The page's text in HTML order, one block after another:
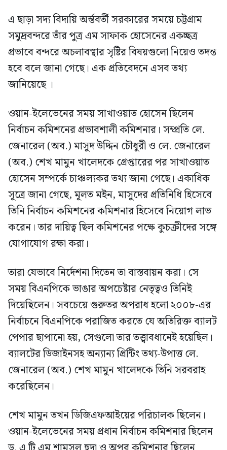
এ ছাড়া সদ্য বিদায়ি অর্ন্তবর্তী সরকারের সময়ে চট্টগ্রাম
সমুদ্রবন্দরে তাঁর পুত্র এম সাফাক হোসেনের একচ্ছত্র
প্রভাবে বন্দরে অচলাবস্থার সৃষ্টির বিষয়গুলো নিয়েও তদন্ত
হবে বলে জানা গেছে। এক প্রতিবেদনে এসব তথ্য
জানিয়েছে ।
ওয়ান-ইলেভেনের সময় সাখাওয়াত হোসেন ছিলেন
নির্বাচন কমিশনের প্রভাবশালী কমিশনার। সম্প্রতি লে.
জেনারেল (অব.) মাসুদ উদ্দিন চৌধুরী ও লে. জেনারেল
(অব.) শেখ মামুন খালেদকে গ্রেপ্তারের পর সাখাওয়াত
হোসেন সম্পর্কে চাঞ্চল্যকর তথ্য জানা গেছে। একাধিক
সূত্রে জানা গেছে, মূলত মইন, মাসুদের প্রতিনিধি হিসেবে
তিনি নির্বাচন কমিশনের কমিশনার হিসেবে নিয়োগ লাভ
করেন। তার দায়িত্ব ছিল কমিশনের পক্ষে কুচক্রীদের সঙ্গে
যোগাযোগ রক্ষা করা।
তারা যেভাবে নির্দেশনা দিতেন তা বাস্তবায়ন করা। সে
সময় বিএনপিকে ভাঙার অপচেষ্টার নেতৃত্বও তিনিই
দিয়েছিলেন। সবচেয়ে গুরুতর অপরাধ হলো ২০০৮-এর
নির্বাচনে বিএনপিকে পরাজিত করতে যে অতিরিক্ত ব্যালট
পেপার ছাপানো হয়, সেগুলো তার তত্ত্বাবধানেই হয়েছিল।
ব্যালটের ডিজাইনসহ অন্যান্য প্রিন্টিং তথ্য-উপাত্ত লে.
জেনারেল (অব.) শেখ মামুন খালেদকে তিনি সরবরাহ
করেছিলেন।
শেখ মামুন তখন ডিজিএফআইয়ের পরিচালক ছিলেন।
ওয়ান-ইলেভেনের সময় প্রধান নির্বাচন কমিশনার ছিলেন